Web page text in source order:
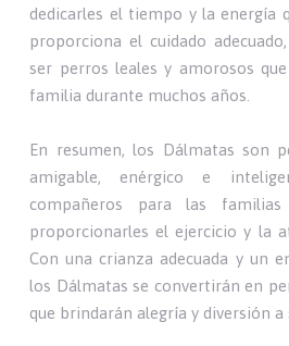
dedicarles el tiempo y la energía
proporciona el cuidado
ser perros leales y amorosos
familia durante muchos años.
En resumen, los Dálmatas son
amigable, enérgico e
compañeros para las
proporcionarles el ejercicio y la
Con una crianza adecuada y un
los Dálmatas se convertirán en
que brindarán alegría y diversión a